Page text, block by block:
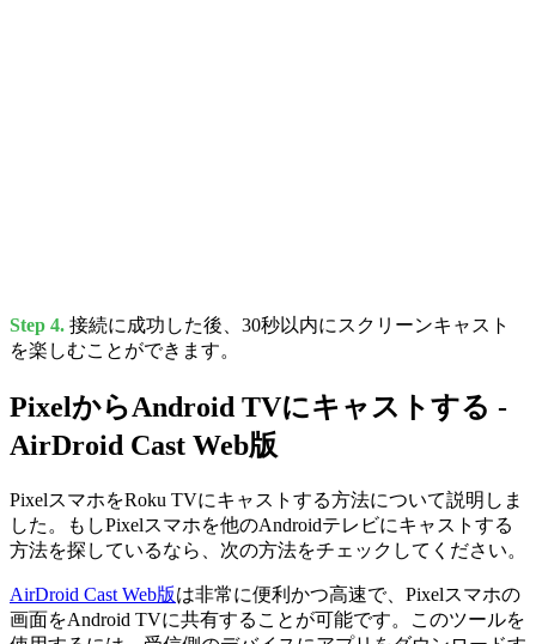
Step 4. 接続に成功した後、30秒以内にスクリーンキャスト
を楽しむことができます。
PixelからAndroid TVにキャストする -
AirDroid Cast Web版
PixelスマホをRoku TVにキャストする方法について説明しま
した。もしPixelスマホを他のAndroidテレビにキャストする
方法を探しているなら、次の方法をチェックしてください。
AirDroid Cast Web版は非常に便利かつ高速で、Pixelスマホの
画面をAndroid TVに共有することが可能です。このツールを